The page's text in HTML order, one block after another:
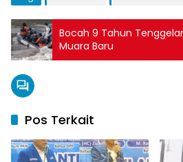
Bocah 9 Tahun
Muara Baru
Pos Terkait